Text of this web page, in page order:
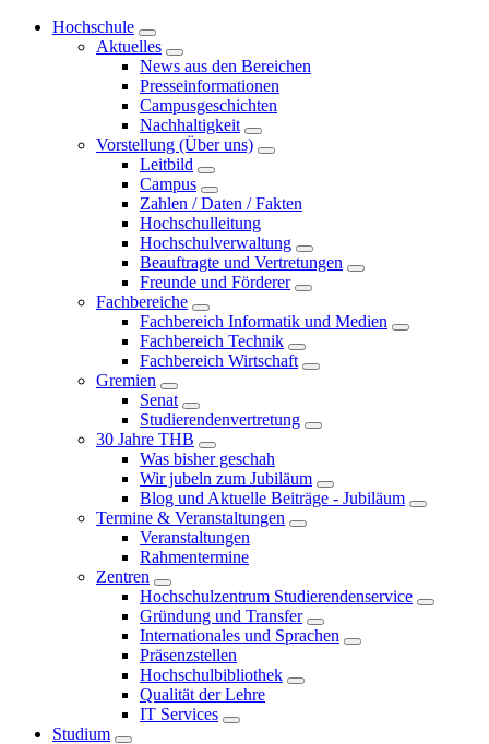
Hochschule
Aktuelles
News aus den Bereichen
Presseinformationen
Campusgeschichten
Nachhaltigkeit
Vorstellung (Über uns)
Leitbild
Campus
Zahlen / Daten / Fakten
Hochschulleitung
Hochschulverwaltung
Beauftragte und Vertretungen
Freunde und Förderer
Fachbereiche
Fachbereich Informatik und Medien
Fachbereich Technik
Fachbereich Wirtschaft
Gremien
Senat
Studierendenvertretung
30 Jahre THB
Was bisher geschah
Wir jubeln zum Jubiläum
Blog und Aktuelle Beiträge - Jubiläum
Termine & Veranstaltungen
Veranstaltungen
Rahmentermine
Zentren
Hochschulzentrum Studierendenservice
Gründung und Transfer
Internationales und Sprachen
Präsenzstellen
Hochschulbibliothek
Qualität der Lehre
IT Services
Studium